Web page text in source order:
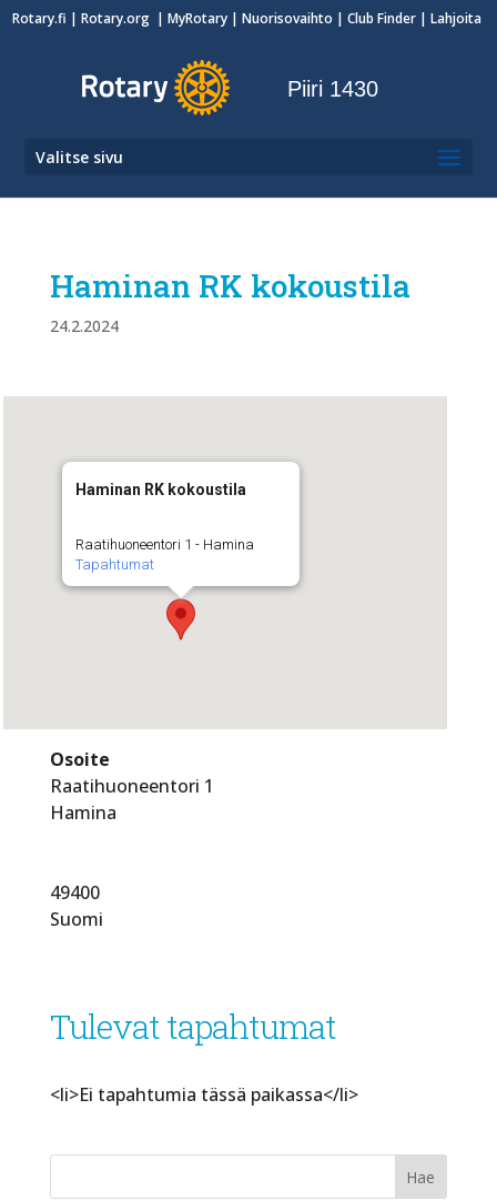
Rotary.fi |Rotary.org |MyRotary |Nuorisovaihto | Club Finder | Lahjoita
Piiri 1430
Valitse sivu
Haminan RK kokoustila
24.2.2024
Haminan RK kokoustila
Raatihuoneentori 1 - Hamina
Tapahtumat
Osoite
Raatihuoneentori 1
Hamina
49400
Suomi
Tulevat tapahtumat
<li>Ei tapahtumia tässä paikassa</li>